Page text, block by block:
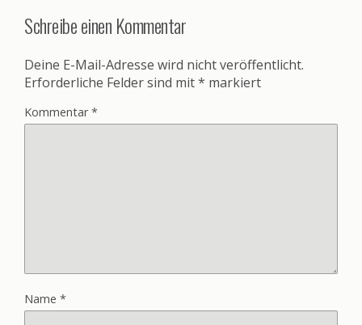
Schreibe einen Kommentar
Deine E-Mail-Adresse wird nicht veröffentlicht.
Erforderliche Felder sind mit* markiert
Kommentar*
Name *